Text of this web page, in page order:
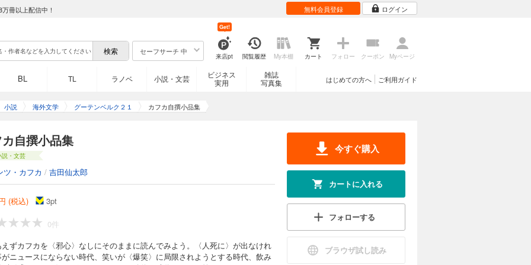
冊以上配信中！ 無料会員登録 ログイン
セーフサーチ 中
来店pt
Get!
閲覧履歴 My本棚 カート フォロー クーポン Myページ
BL TL ラノベ 小説・文芸
ビジネス
実用
雑誌
写真集
ご利用ガイド
はじめての方へ
小説 海外文学 グーテンベルク２１ カフカ自撰小品集
自撰小品集
説・文芸
ツ・カフカ / 吉田仙太郎
(税込) 3pt
0件
ずカフカを〈邪心〉なしにそのままに読んでみよう。〈人死に〉が出なけれ
ニュースにならない時代、笑いが〈爆笑〉に局限されようとする時代、飲み
今すぐ購入
カートに入れる
フォローする
ブラウザ試し読み